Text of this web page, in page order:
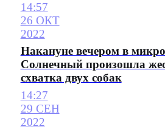
14:57
26 ОКТ
2022
Накануне вечером в
Солнечный произошла
схватка двух собак
14:27
29 СЕН
2022